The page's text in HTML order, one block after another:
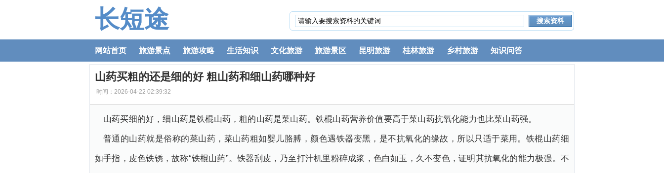
长短途
网站首页 旅游景点 旅游攻略 生活知识 文化旅游 旅游景区 昆明旅游 桂林旅游 乡村旅游 知识问答
山药买粗的还是细的好 粗山药和细山药哪种好
时间：2026-04-22 02:39:32
山药买细的好，细山药是铁棍山药，粗的山药是菜山药。铁棍山药营养价值要高于菜山药抗氧化能力也比菜山药强。
普通的山药就是俗称的菜山药，菜山药粗如婴儿胳膊，颜色遇铁器变黑，是不抗氧化的缘故，所以只适于菜用。铁棍山药细
如手指，皮色铁锈，故称“铁棍山药”。铁器刮皮，乃至打汁机里粉碎成浆，色白如玉，久不变色，证明其抗氧化的能力极强。不